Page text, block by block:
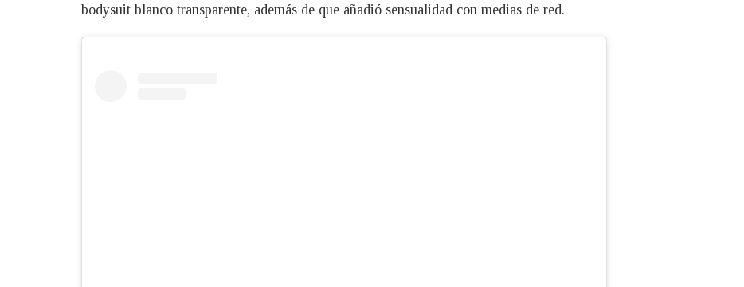
bodysuit blanco transparente, además de que añadió sensualidad con medias de red.